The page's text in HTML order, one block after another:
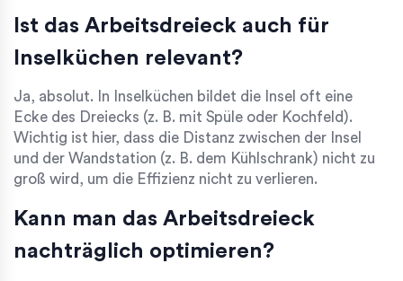
Ist das Arbeitsdreieck auch für
Inselküchen relevant?
Ja, absolut. In Inselküchen bildet die Insel oft eine
Ecke des Dreiecks (z. B. mit Spüle oder Kochfeld).
Wichtig ist hier, dass die Distanz zwischen der Insel
und der Wandstation (z. B. dem Kühlschrank) nicht zu
groß wird, um die Effizienz nicht zu verlieren.
Kann man das Arbeitsdreieck
nachträglich optimieren?